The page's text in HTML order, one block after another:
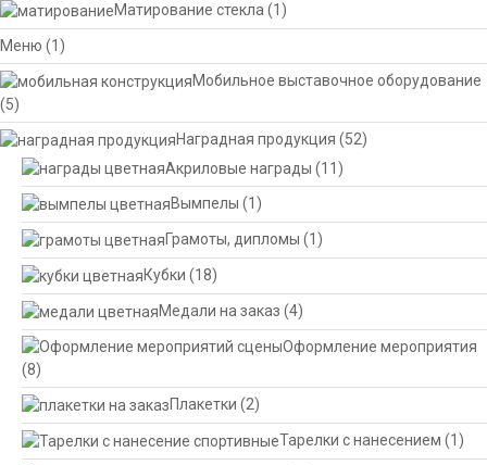
Матирование стекла (1)
Меню (1)
Мобильное выставочное оборудование
(5)
Наградная продукция (52)
Акриловые награды (11)
Вымпелы (1)
Грамоты, дипломы (1)
Кубки (18)
Медали на заказ (4)
Оформление мероприятия
(8)
Плакетки (2)
Тарелки с нанесением (1)